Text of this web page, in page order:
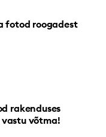
fotod roogadest
rakenduses
võtma!